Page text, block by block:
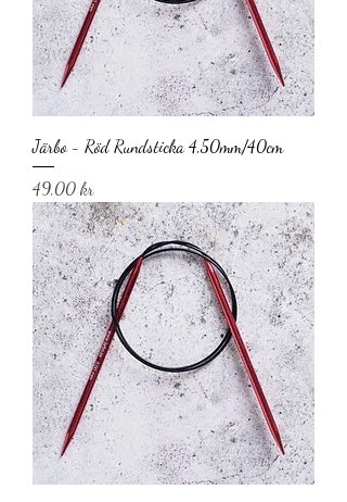
Järbo - Röd Rundsticka 4,50mm/40cm
Pris
49,00 kr